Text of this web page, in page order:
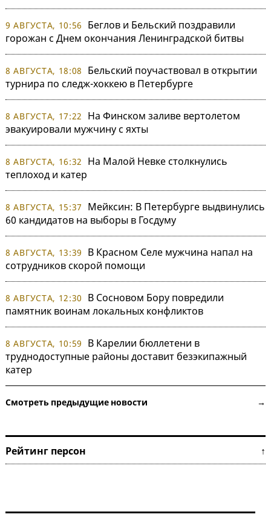
9 АВГУСТА, 10:56
Беглов и Бельский поздравили
горожан с Днем окончания Ленинградской битвы
8 АВГУСТА, 18:08
Бельский поучаствовал в открытии
турнира по следж-хоккею в Петербурге
8 АВГУСТА, 17:22
На Финском заливе вертолетом
эвакуировали мужчину с яхты
8 АВГУСТА, 16:32
На Малой Невке столкнулись
теплоход и катер
8 АВГУСТА, 15:37
Мейксин: В Петербурге выдвинулись
60 кандидатов на выборы в Госдуму
8 АВГУСТА, 13:39
В Красном Селе мужчина напал на
сотрудников скорой помощи
8 АВГУСТА, 12:30
В Сосновом Бору повредили
памятник воинам локальных конфликтов
8 АВГУСТА, 10:59
В Карелии бюллетени в
труднодоступные районы доставит безэкипажный
катер
Смотреть предыдущие новости →
Рейтинг персон ↑